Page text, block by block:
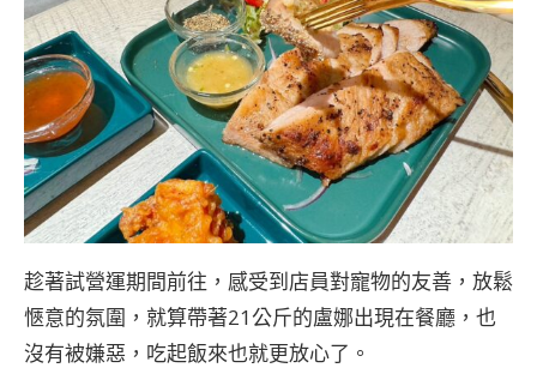
趁著試營運期間前往，感受到店員對寵物的友善，放鬆
愜意的氛圍，就算帶著21公斤的盧娜出現在餐廳，也
沒有被嫌惡，吃起飯來也就更放心了。